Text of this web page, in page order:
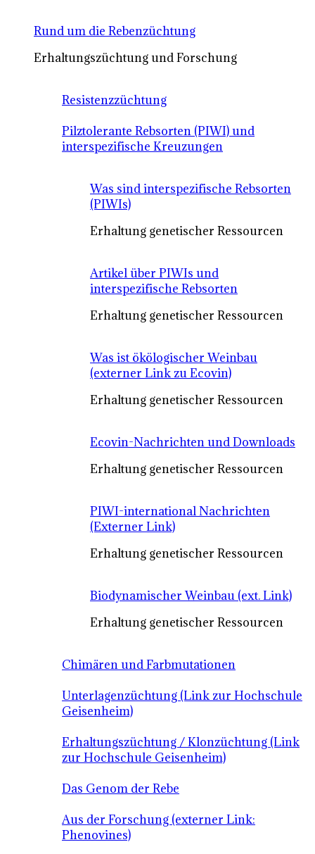
Rund um die Rebenzüchtung
Erhaltungszüchtung und Forschung
Resistenzzüchtung
Pilztolerante Rebsorten (PIWI) und
interspezifische Kreuzungen
Was sind interspezifische Rebsorten
(PIWIs)
Erhaltung genetischer Ressourcen
Artikel über PIWIs und
interspezifische Rebsorten
Erhaltung genetischer Ressourcen
Was ist ökölogischer Weinbau
(externer Link zu Ecovin)
Erhaltung genetischer Ressourcen
Ecovin-Nachrichten und Downloads
Erhaltung genetischer Ressourcen
PIWI-international Nachrichten
(Externer Link)
Erhaltung genetischer Ressourcen
Biodynamischer Weinbau (ext. Link)
Erhaltung genetischer Ressourcen
Chimären und Farbmutationen
Unterlagenzüchtung (Link zur Hochschule
Geisenheim)
Erhaltungszüchtung / Klonzüchtung (Link
zur Hochschule Geisenheim)
Das Genom der Rebe
Aus der Forschung (externer Link:
Phenovines)